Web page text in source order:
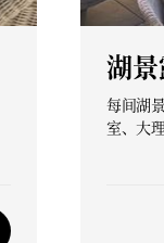
湖
每间湖
室、大